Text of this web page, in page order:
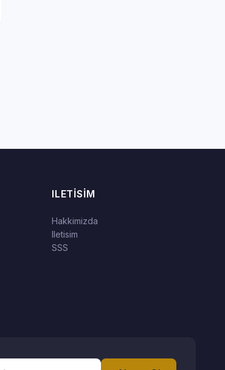
ILETISIM
Hakkimizda
Iletisim
SSS